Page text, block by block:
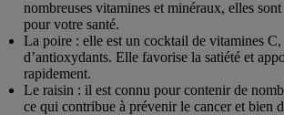
nombreuses vitamines et minéraux, elles
pour votre santé.
La poire : elle est un cocktail de vitamines
d’antioxydants. Elle favorise la satiété et
rapidement.
Le raisin : il est connu pour contenir de
ce qui contribue à prévenir le cancer et bien